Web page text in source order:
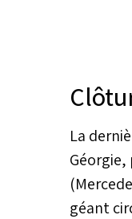
La
géant